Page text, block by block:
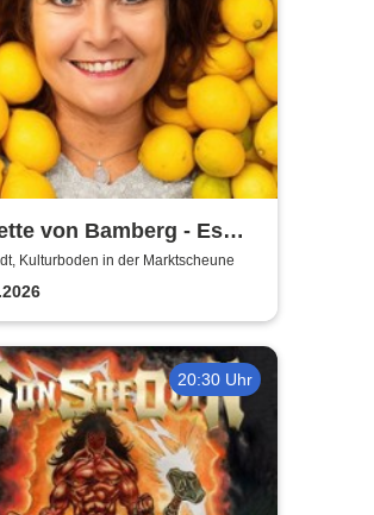
von Bamberg - Es
Leben über 50, 60...
für Frauen!
Kulturboden in der Marktscheune
20:30 Uhr